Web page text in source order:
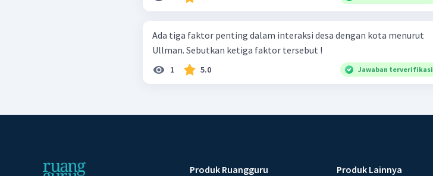
Ada tiga faktor penting dalam interaksi desa dengan kota menurut
Ullman. Sebutkan ketiga faktor tersebut !
1 5.0 Jawaban terverifikasi
Produk Ruangguru Produk Lainnya